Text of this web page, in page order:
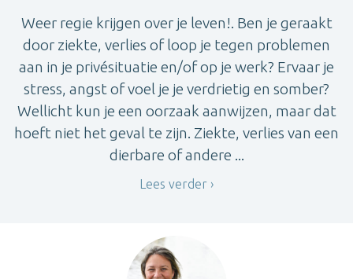
Weer regie krijgen over je leven!. Ben je geraakt
door ziekte, verlies of loop je tegen problemen
aan in je privésituatie en/of op je werk? Ervaar je
stress, angst of voel je je verdrietig en somber?
Wellicht kun je een oorzaak aanwijzen, maar dat
hoeft niet het geval te zijn. Ziekte, verlies van een
dierbare of andere ...
Lees verder